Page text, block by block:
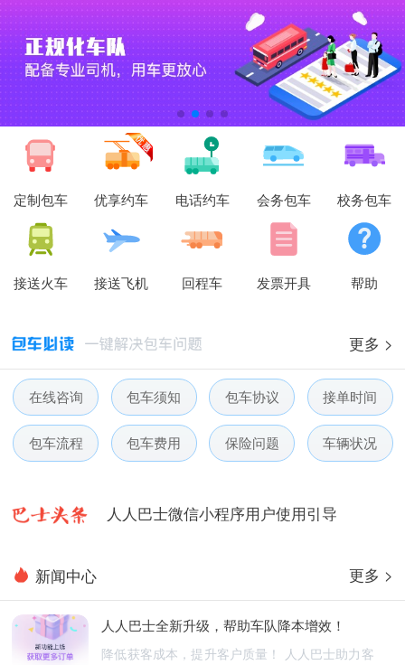
定制包车 优享约车 电话约车 会务包车 校务包车
接送火车 接送飞机 回程车 发票开具 帮助
更多 >
在线咨询 包车须知 包车协议 接单时间
包车流程 包车费用 保险问题 车辆状况
人人巴士春节放假通知-杭州包车网
人人巴士电话包车5月数据榜
人人巴士微信小程序用户使用引导
人人巴士五一放假通知-杭州包车网
人人巴士春节放假通知-杭州包车网
新闻中心 更多 >
人人巴士全新升级，帮助车队降本增效！
降低获客成本，提升客户质量！ 人人巴士助力客